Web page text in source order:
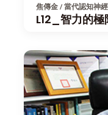
焦傳金 / 當代認知神
L12_智力的極